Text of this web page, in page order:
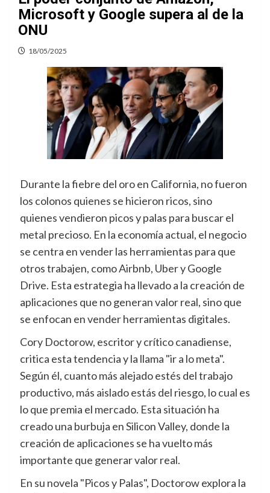
Microsoft y Google supera al de la
ONU
18/05/2025
Durante la fiebre del oro en California, no fueron
los colonos quienes se hicieron ricos, sino
quienes vendieron picos y palas para buscar el
metal precioso. En la economía actual, el negocio
se centra en vender las herramientas para que
otros trabajen, como Airbnb, Uber y Google
Drive. Esta estrategia ha llevado a la creación de
aplicaciones que no generan valor real, sino que
se enfocan en vender herramientas digitales.
Cory Doctorow, escritor y crítico canadiense,
critica esta tendencia y la llama "ir a lo meta".
Según él, cuanto más alejado estés del trabajo
productivo, más aislado estás del riesgo, lo cual es
lo que premia el mercado. Esta situación ha
creado una burbuja en Silicon Valley, donde la
creación de aplicaciones se ha vuelto más
importante que generar valor real.
En su novela "Picos y Palas", Doctorow explora la